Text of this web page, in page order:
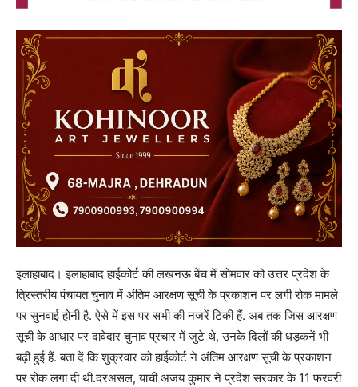
इलाहाबाद। इलाहाबाद हाईकोर्ट की लखनऊ बेंच में सोमवार को उत्तर प्रदेश के
त्रिस्तरीय पंचायत चुनाव में अंतिम आरक्षण सूची के प्रकाशन पर लगी रोक मामले
पर सुनवाई होनी है. ऐसे में इस पर सभी की नजरें टिकी हैं. अब तक जिस आरक्षण
सूची के आधार पर दावेदार चुनाव प्रचार में जुटे थे, उनके दिलों की धड़कनें भी
बढ़ी हुई हैं. बता दें कि शुक्रवार को हाईकोर्ट ने अंतिम आरक्षण सूची के प्रकाशन
पर रोक लगा दी थी.दरअसल, याची अजय कुमार ने प्रदेश सरकार के 11 फरवरी